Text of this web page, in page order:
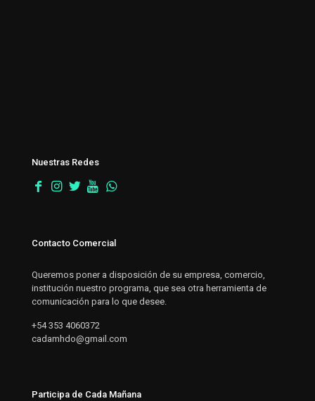
Nuestras Redes
Contacto Comercial
Queremos poner a disposición de su empresa, comercio,
institución nuestro programa, que sea otra herramienta de
comunicación para lo que desee.
+54 353 4060372
cadamhdo@gmail.com
Participa de Cada Mañana